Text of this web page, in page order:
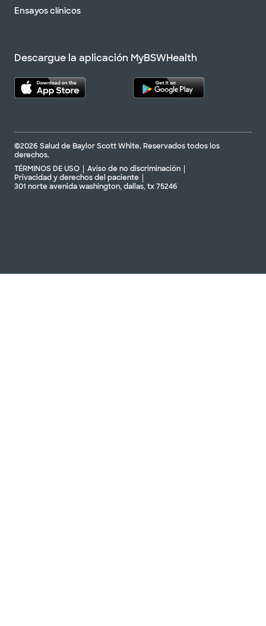
Ensayos clínicos
Descargue la aplicación MyBSWHealth
©2026 Salud de Baylor Scott White. Reservados todos los
derechos.
TÉRMINOS DE USO
Aviso de no discriminación
Privacidad y derechos del paciente
301 norte avenida washington, dallas, tx 75246